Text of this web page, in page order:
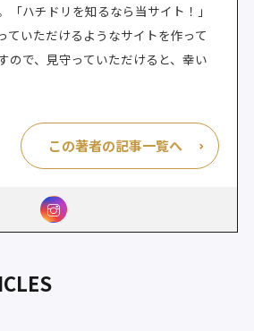
「ハチドリを知るなら当サイト！」
ていただけるようなサイトを作って
ので、見守っていただけると、幸い
この著者の記事一覧へ